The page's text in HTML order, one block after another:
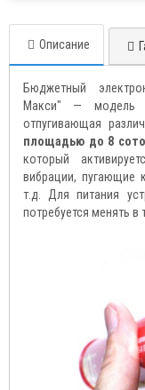
Описание
Бюджетный
Макси" — модель
отпугивающая
площадью до 8
который
вибрации, пугающие
т.д. Для питания
потребуется менять в